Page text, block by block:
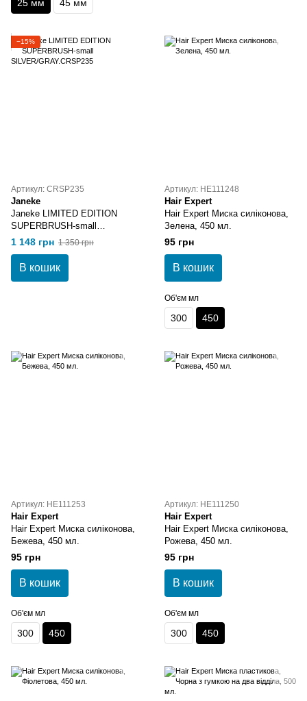
25 мм 45 мм
−15%
Артикул: CRSP235
Janeke
Janeke LIMITED EDITION
SUPERBRUSH-small
SILVER/GRAY.CRSP235
1 148 грн 1 350 грн
В кошик
Артикул: HE111248
Hair Expert
Hair Expert Миска силіконова,
Зелена, 450 мл.
95 грн
В кошик
Об'єм мл
300 450
Артикул: HE111253
Hair Expert
Hair Expert Миска силіконова,
Бежева, 450 мл.
95 грн
В кошик
Об'єм мл
300 450
Артикул: HE111250
Hair Expert
Hair Expert Миска силіконова,
Рожева, 450 мл.
95 грн
В кошик
Об'єм мл
300 450